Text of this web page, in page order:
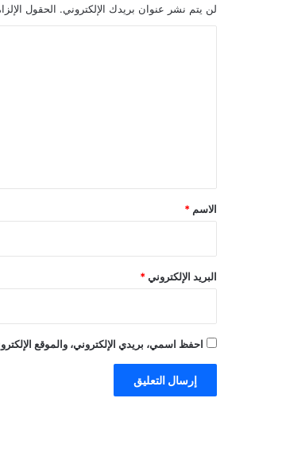
لن يتم نشر عنوان بريدك الإلكتروني. الحقول
*
الاسم *
البريد الإلكتروني *
احفظ اسمي، بريدي الإلكتروني، والموقع